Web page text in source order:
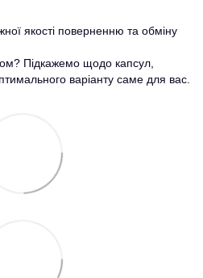
якості поверненню та обміну
Підкажемо щодо капсул,
варіанту саме для вас.